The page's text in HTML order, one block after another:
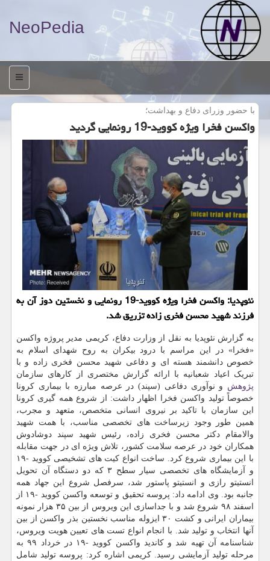
NeoPedia
منو
با حضور وزرای دفاع و بهداشت؛
واكسن فخرا ویژه كووید-19 رونمایی گردید
نئوپدیا: واکسن فخرا ویژه کووید-19 رونمایی و نخستین دوز آن به
فرزند شهید محسن فخری زاده تزریق شد.
به گزارش نئوپدیا به نقل از وزارت دفاع، کریمی مدیر پروژه واکسن
«فخرا» در این مراسم با درود بیکران به روح شهدای اسلام به
خصوص دانشمند هسته ای و دفاعی شهید محسن فخری زاده و با
تبریک اعیاد شعبانیه با ارائه گزارش مختصری از کارهای سازمان
پژوهش و نوآوری دفاعی (سپند) در عرصه مبارزه با بیماری کرونا
خصوصاً تولید واکسن فخرا اظهار داشت: از شروع همه گیری کرونا
این سازمان با تاکید بر نیروی انسانی متخصص، متعهد و مجرب،
همین طور وجود زیرساخت های تخصصی مناسب، با همت شهید
والامقام دکتر محسن فخری زاده، رئیس شهید سپند دوشادوش
همکاران خود در عرصه سلامت کشور، تلاش ویژه ای در جهت مقابله
با این بیماری شروع کرد. ساخت انواع کیت های تشخیصی کووید -۱۹
و آزمایشگاه های تخصصی سیار سطح ۳ که دو دستگاه آن تحویل
انستیتو رازی و انستیتو پاستور شد، سرفصل شروع این جهاد همه
جانبه بود. وی ادامه داد: پروسه تحقیق و توسعه واکسن کووید -۱۹ از
اسفند ۹۸ شروع شد و با جداسازی این ویروس از بین ۳۵ هزار نمونه
بیماران ایرانی و کشت ۳۰ ایزوله مناسب نخستین بذر واکسن از بین
آنها انتخاب و تولید شد. با انجام انواع تست های تعیین هویت ویروس،
شناسنامه آن تهیه شد و کاندید واکسن کووید -۱۹ در خرداد ۹۹ به
مرحله تولید آزمایشی رسید. کریمی اشاره کرد: پروسه تولید شامل